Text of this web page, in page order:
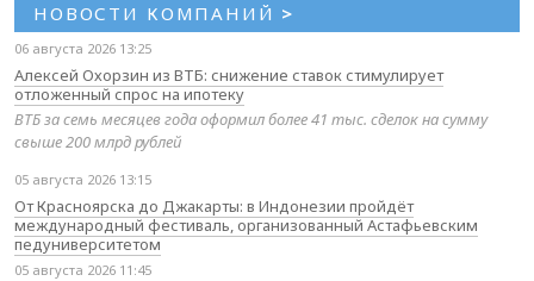
НОВОСТИ КОМПАНИЙ >
06 августа 2026 13:25
Алексей Охорзин из ВТБ: снижение ставок стимулирует
отложенный спрос на ипотеку
ВТБ за семь месяцев года оформил более 41 тыс. сделок на сумму
свыше 200 млрд рублей
05 августа 2026 13:15
От Красноярска до Джакарты: в Индонезии пройдёт
международный фестиваль, организованный Астафьевским
педуниверситетом
05 августа 2026 11:45